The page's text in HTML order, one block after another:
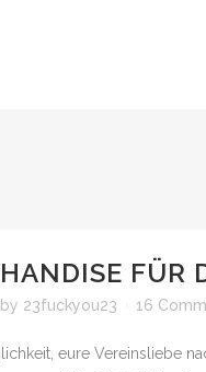
FÜR
by 23fuckyou23 16
eure Vereinsliebe